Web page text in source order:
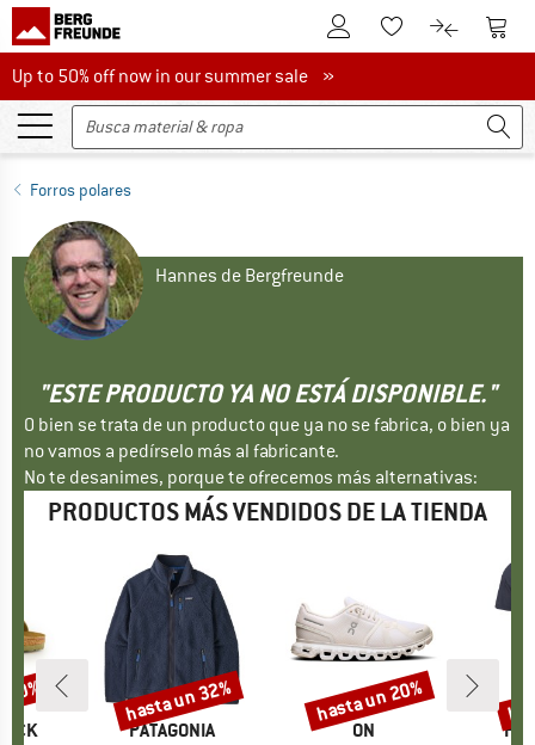
A la cuenta de cliente
A la lista de
A la A la
Up to 50% off now in our summer sale
Up to 50% off now in our summer sale »
Forros polares
Hannes de Bergfreunde
"ESTE PRODUCTO YA NO ESTÁ DISPONIBLE."
O bien se trata de un producto que ya no se fabrica, o bien ya
no vamos a pedírselo más al fabricante.
No te desanimes, porque te ofrecemos más alternativas:
PRODUCTOS MÁS VENDIDOS DE LA TIENDA
MARCA
PATAGONIA
Descuento
hasta un 32%
MARCA
ON
Descuento
hasta un 20%